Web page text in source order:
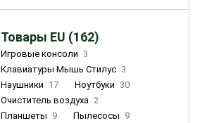
Товары EU (162)
Игровые консоли 3
Клавиатуры Мышь Стилус 3
Наушники 17 Ноутбуки 30
Очиститель воздуха 2
Планшеты 9 Пылесосы 9